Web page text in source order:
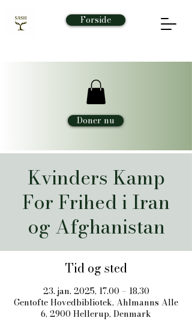
Forside
Doner nu
Kvinders Kamp
For Frihed i Iran
og Afghanistan
Tid og sted
23. jan. 2025, 17.00 – 18.30
Gentofte Hovedbibliotek, Ahlmanns Alle
6, 2900 Hellerup, Denmark